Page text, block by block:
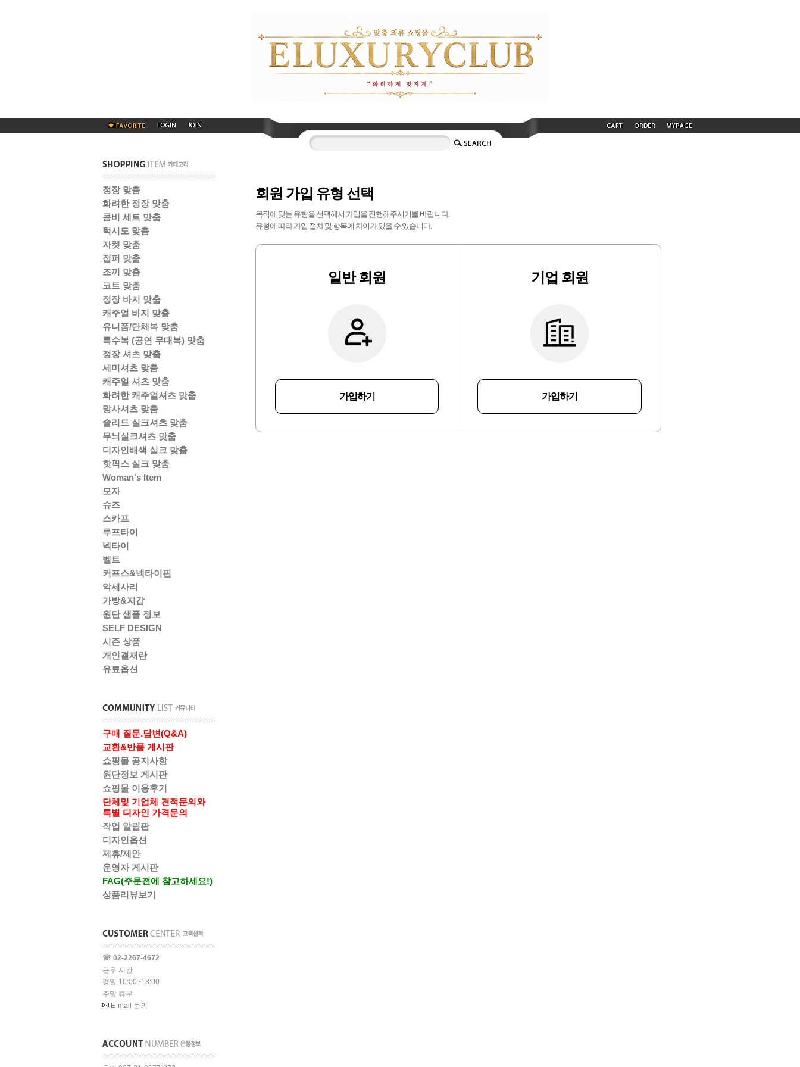
정장 맞춤
화려한 정장 맞춤
콤비 세트 맞춤
턱시도 맞춤
자켓 맞춤
점퍼 맞춤
조끼 맞춤
코트 맞춤
정장 바지 맞춤
캐주얼 바지 맞춤
유니폼/단체복 맞춤
특수복 (공연 무대복) 맞춤
정장 셔츠 맞춤
세미셔츠 맞춤
캐주얼 셔츠 맞춤
화려한 캐주얼셔츠 맞춤
망사셔츠 맞춤
솔리드 실크셔츠 맞춤
무늬실크셔츠 맞춤
디자인배색 실크 맞춤
핫픽스 실크 맞춤
Woman's Item
모자
슈즈
스카프
루프타이
넥타이
벨트
커프스&넥타이핀
악세사리
가방&지갑
원단 샘플 정보
SELF DESIGN
시즌 상품
개인결재란
유료옵션
구매 질문.답변(Q&A)
교환&반품 게시판
쇼핑몰 공지사항
원단정보 게시판
쇼핑몰 이용후기
단체및 기업체 견적문의와
특별 디자인 가격문의
작업 알림판
디자인옵션
제휴/제안
운영자 게시판
FAG(주문전에 참고하세요!)
상품리뷰보기
☏ 02-2267-4672
근무 시간
평일 10:00~18:00
주말 휴무
E-mail 문의
회원 가입 유형 선택
목적에 맞는 유형을 선택해서 가입을 진행해주시기를 바랍니다.
유형에 따라 가입 절차 및 항목에 차이가 있을 수 있습니다.
일반 회원
가입하기
기업 회원
가입하기